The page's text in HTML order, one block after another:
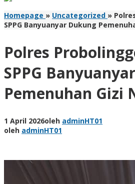
Homepage » Uncategorized »
SPPG Banyuanyar Dukung
Polres
SPPG
Pemenuhan Gizi
1 April 2026oleh adminHT01
oleh adminHT01